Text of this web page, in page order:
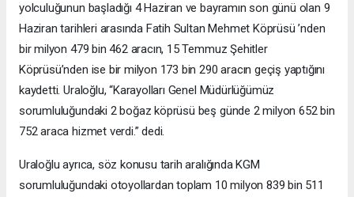
yolculuğunun başladığı 4 Haziran ve bayramın son günü olan 9
Haziran tarihleri arasında Fatih Sultan Mehmet Köprüsü ’nden
bir milyon 479 bin 462 aracın, 15 Temmuz Şehitler
Köprüsü’nden ise bir milyon 173 bin 290 aracın geçiş yaptığını
kaydetti. Uraloğlu, “Karayolları Genel Müdürlüğümüz
sorumluluğundaki 2 boğaz köprüsü beş günde 2 milyon 652 bin
752 araca hizmet verdi.” dedi.
Uraloğlu ayrıca, söz konusu tarih aralığında KGM
sorumluluğundaki otoyollardan toplam 10 milyon 839 bin 511